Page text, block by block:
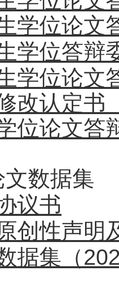
学位论文
学位答辩
学位论文
改认定书
位论文答
数据集
议书
创性声明
据集（